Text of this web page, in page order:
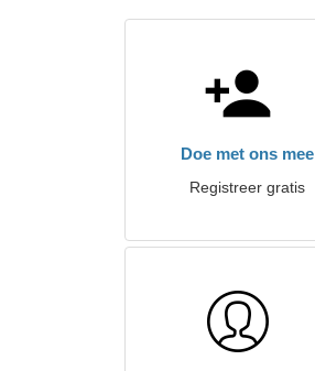
Doe met ons mee
Registreer gratis